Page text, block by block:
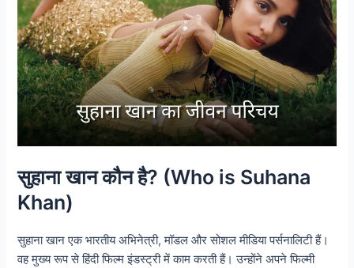
सुहाना खान कौन है? (Who is Suhana
Khan)
सुहाना खान एक भारतीय अभिनेत्री, मॉडल और सोशल मीडिया पर्सनालिटी हैं।
वह मुख्य रूप से हिंदी फिल्म इंडस्ट्री में काम करती हैं। उन्होंने अपने फिल्मी